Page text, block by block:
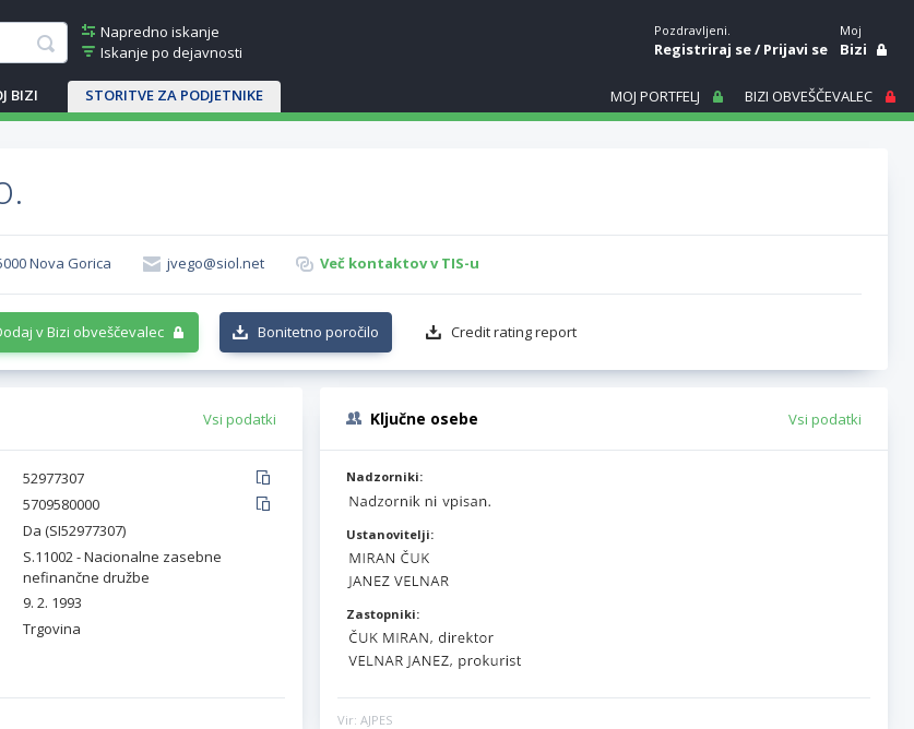
Napredno iskanje
Iskanje po dejavnosti
BIZI STORITVE ZA PODJETNIKE
Pozdravljeni.
Registriraj se/Prijavi se
Moj
Bizi
MOJ PORTFELJ BIZI OBVEŠČEVALEC
Nova Gorica jvego@siol.net Več kontaktov v TIS-u
v Bizi obveščevalec Bonitetno poročilo Credit rating report
Vsi podatki
52977307
5709580000
Da (SI52977307)
S.11002 - Nacionalne zasebne
nefinančne družbe
9. 2. 1993
Trgovina
Ključne osebe Vsi podatki
Nadzorniki:
Ustanovitelji:
Zastopniki:
Vir: AJPES